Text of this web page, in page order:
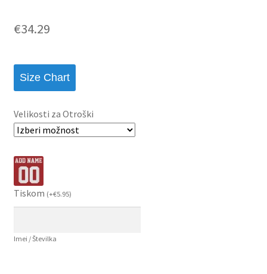
€34.29
Size Chart
Velikosti za Otroški
Tiskom (+€5.95)
Imei / Številka